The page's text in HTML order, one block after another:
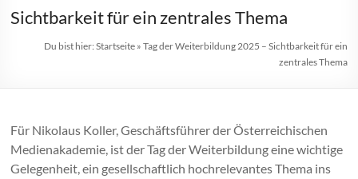
Sichtbarkeit für ein zentrales Thema
Du bist hier: Startseite» Tag der Weiterbildung 2025 – Sichtbarkeit für ein
zentrales Thema
Für Nikolaus Koller, Geschäftsführer der Österreichischen
Medienakademie, ist der Tag der Weiterbildung eine wichtige
Gelegenheit, ein gesellschaftlich hochrelevantes Thema ins